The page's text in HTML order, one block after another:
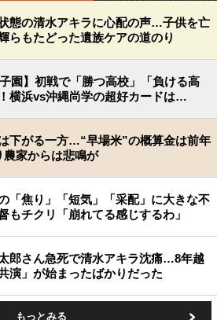
態の清水アキラに心配の声…子供を亡
らもたどった遺族ケアの道のり
子園】初戦で「勝つ高校」「負ける高
横浜vs沖縄尚学の超好カードは…
下がる一方…“早場米”の概算金は前年
農家からは悲鳴が
「焦り」「短気」「采配」に大きな不
もチクリ「崩れてる感じするわ」
郎さん急死で清水アキラ沈痛…8年越
演」が始まったばかりだった
もっとみる